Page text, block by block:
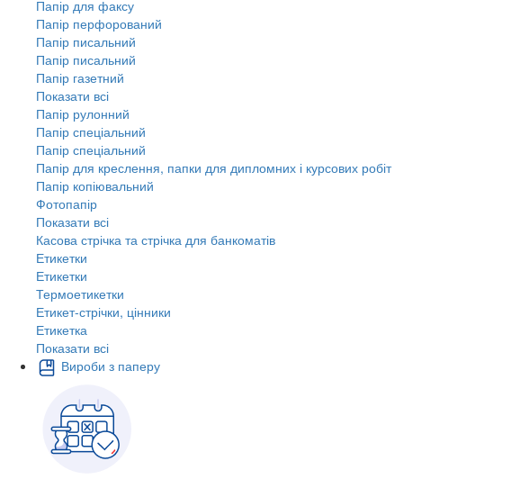
Папір для факсу
Папір перфорований
Папір писальний
Папір писальний
Папір газетний
Показати всі
Папір рулонний
Папір спеціальний
Папір спеціальний
Папір для креслення, папки для дипломних і курсових робіт
Папір копіювальний
Фотопапір
Показати всі
Касова стрічка та стрічка для банкоматів
Етикетки
Етикетки
Термоетикетки
Етикет-стрічки, цінники
Етикетка
Показати всі
Вироби з паперу